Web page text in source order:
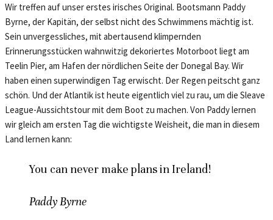
Wir treffen auf unser erstes irisches Original. Bootsmann Paddy
Byrne, der Kapitän, der selbst nicht des Schwimmens mächtig ist.
Sein unvergessliches, mit abertausend klimpernden
Erinnerungsstücken wahnwitzig dekoriertes Motorboot liegt am
Teelin Pier, am Hafen der nördlichen Seite der Donegal Bay. Wir
haben einen superwindigen Tag erwischt. Der Regen peitscht ganz
schön. Und der Atlantik ist heute eigentlich viel zu rau, um die Sleave
League-Aussichtstour mit dem Boot zu machen. Von Paddy lernen
wir gleich am ersten Tag die wichtigste Weisheit, die man in diesem
Land lernen kann:
You can never make plans in Ireland!
Paddy Byrne